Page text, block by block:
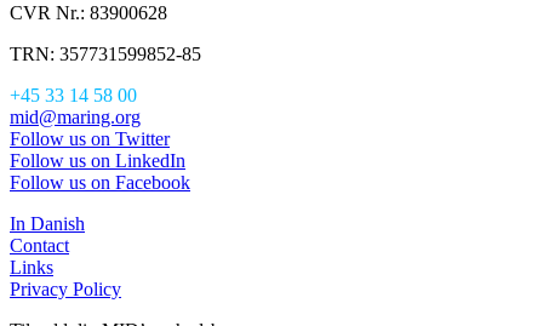
CVR Nr.: 83900628
TRN: 357731599852-85
+45 33 14 58 00
mid@maring.org
Follow us on Twitter
Follow us on LinkedIn
Follow us on Facebook
In Danish
Contact
Links
Privacy Policy